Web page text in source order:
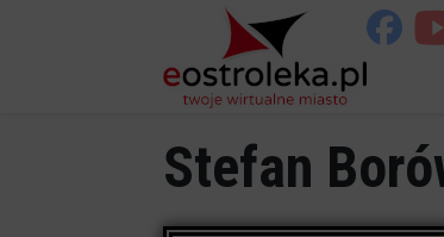
Stefan